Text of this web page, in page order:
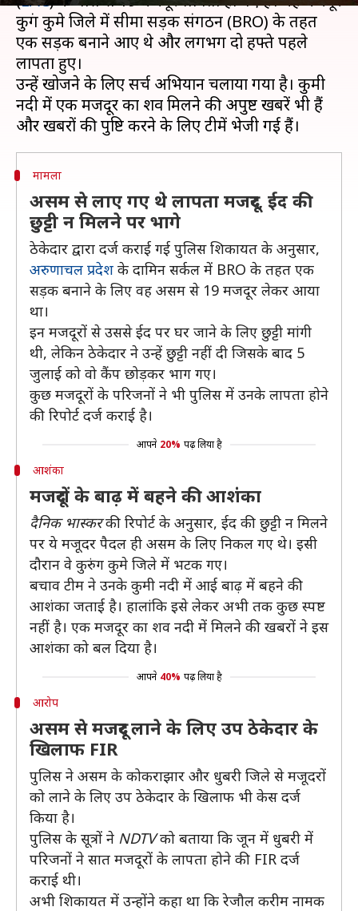
कुरुंग कुमे जिले में सीमा सड़क संगठन (BRO) के तहत
एक सड़क बनाने आए थे और लगभग दो हफ्ते पहले
लापता हुए।
उन्हें खोजने के लिए सर्च अभियान चलाया गया है। कुमी
नदी में एक मजदूर का शव मिलने की अपुष्ट खबरें भी हैं
मामला
असम से लाए गए थे लापता मजदूर, ईद की
छुट्टी न मिलने पर भागे
ठेकेदार द्वारा दर्ज कराई गई पुलिस शिकायत के अनुसार,
अरुणाचल प्रदेश के दामिन सर्कल में BRO के तहत एक
सड़क बनाने के लिए वह असम से 19 मजदूर लेकर आया
था।
इन मजदूरों से उससे ईद पर घर जाने के लिए छुट्टी मांगी
थी, लेकिन ठेकेदार ने उन्हें छुट्टी नहीं दी जिसके बाद 5
जुलाई को वो कैंप छोड़कर भाग गए।
कुछ मजदूरों के परिजनों ने भी पुलिस में उनके लापता होने
की रिपोर्ट दर्ज कराई है।
आपने 20% पढ़ लिया है
आशंका
मजदूरों के बाढ़ में बहने की आशंका
दैनिक भास्करकी रिपोर्ट के अनुसार, ईद की छुट्टी न मिलने
पर ये मजूदर पैदल ही असम के लिए निकल गए थे। इसी
दौरान वे कुरुंग कुमे जिले में भटक गए।
बचाव टीम ने उनके कुमी नदी में आई बाढ़ में बहने की
आशंका जताई है। हालांकि इसे लेकर अभी तक कुछ स्पष्ट
नहीं है। एक मजदूर का शव नदी में मिलने की खबरों ने इस
आशंका को बल दिया है।
आपने 40% पढ़ लिया है
आरोप
असम से मजदूर लाने के लिए उप ठेकेदार के
खिलाफ FIR
पुलिस ने असम के कोकराझार और धुबरी जिले से मजूदरों
को लाने के लिए उप ठेकेदार के खिलाफ भी केस दर्ज
किया है।
पुलिस के सूत्रों ने NDTVको बताया कि जून में धुबरी में
परिजनों ने सात मजदूरों के लापता होने की FIR दर्ज
कराई थी।
अभी शिकायत में उन्होंने कहा था कि रेजौल करीम नामक